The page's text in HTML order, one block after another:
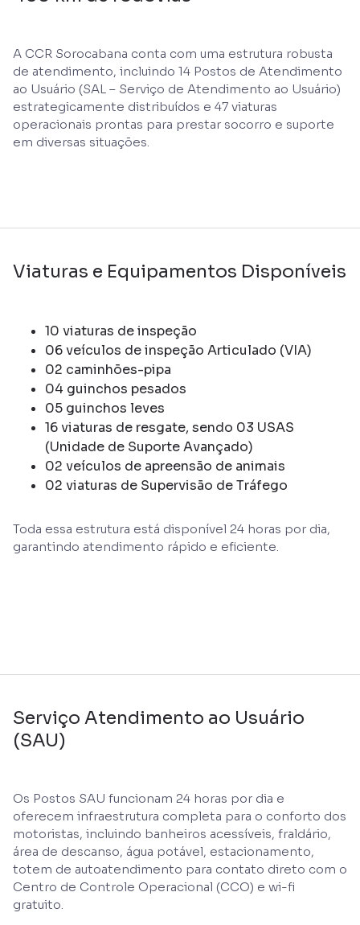
A CCR Sorocabana conta com uma estrutura robusta
de atendimento, incluindo 14 Postos de Atendimento
ao Usuário (SAL – Serviço de Atendimento ao Usuário)
estrategicamente distribuídos e 47 viaturas
operacionais prontas para prestar socorro e suporte
em diversas situações.
Viaturas e Equipamentos Disponíveis
10 viaturas de inspeção
06 veículos de inspeção Articulado (VIA)
02 caminhões-pipa
04 guinchos pesados
05 guinchos leves
16 viaturas de resgate, sendo 03 USAS
(Unidade de Suporte Avançado)
02 veículos de apreensão de animais
02 viaturas de Supervisão de Tráfego
Toda essa estrutura está disponível 24 horas por dia,
garantindo atendimento rápido e eficiente.
Serviço Atendimento ao Usuário
(SAU)
Os Postos SAU funcionam 24 horas por dia e
oferecem infraestrutura completa para o conforto dos
motoristas, incluindo banheiros acessíveis, fraldário,
área de descanso, água potável, estacionamento,
totem de autoatendimento para contato direto com o
Centro de Controle Operacional (CCO) e wi-fi
gratuito.